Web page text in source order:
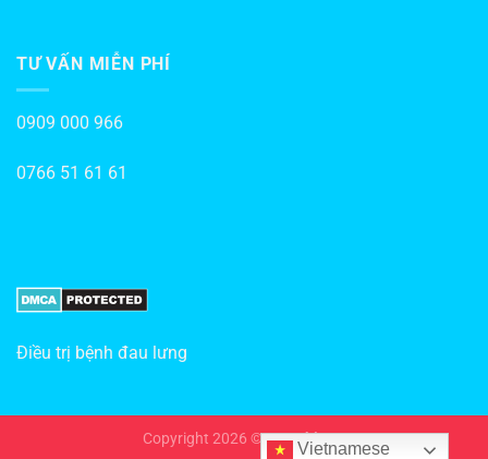
TƯ VẤN MIỄN PHÍ
0909 000 966
0766 51 61 61
Điều trị bệnh đau lưng
Copyright 2026 ©Hotrohiv.vn
Vietnamese